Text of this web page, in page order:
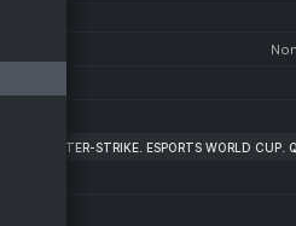
COUNTER-STRIKE. ESPORTS WORLD CUP.